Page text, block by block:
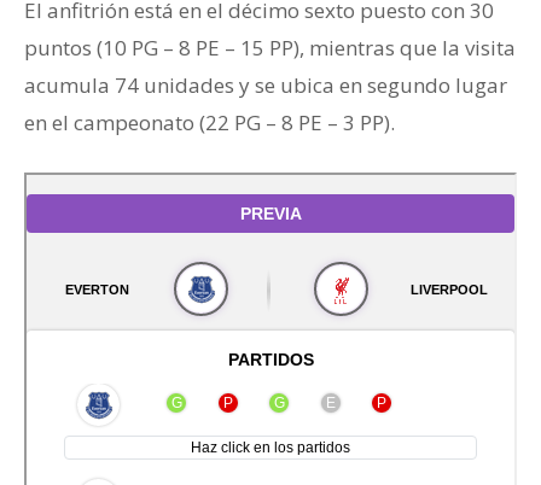
El anfitrión está en el décimo sexto puesto con 30
puntos (10 PG – 8 PE – 15 PP), mientras que la visita
acumula 74 unidades y se ubica en segundo lugar
en el campeonato (22 PG – 8 PE – 3 PP).